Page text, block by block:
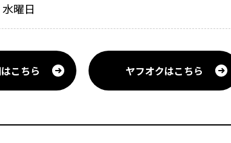
水曜日
こちら ヤフオクはこちら